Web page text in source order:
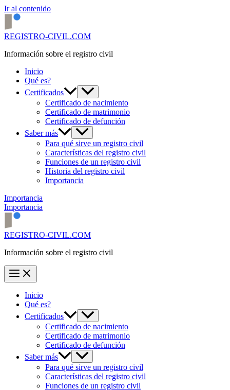
Ir al contenido
REGISTRO-CIVIL.COM
Información sobre el registro civil
Inicio
Qué es?
Certificados
Certificado de nacimiento
Certificado de matrimonio
Certificado de defunción
Saber más
Para qué sirve un registro civil
Características del registro civil
Funciones de un registro civil
Historia del registro civil
Importancia
Importancia
Importancia
REGISTRO-CIVIL.COM
Información sobre el registro civil
Inicio
Qué es?
Certificados
Certificado de nacimiento
Certificado de matrimonio
Certificado de defunción
Saber más
Para qué sirve un registro civil
Características del registro civil
Funciones de un registro civil